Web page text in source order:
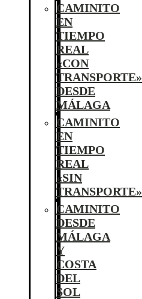
CAMINITO
EN
TIEMPO
REAL
«CON
TRANSPORTE»
DESDE
MÁLAGA
CAMINITO
EN
TIEMPO
REAL
«SIN
TRANSPORTE»
CAMINITO
DESDE
MÁLAGA
Y
COSTA
DEL
SOL